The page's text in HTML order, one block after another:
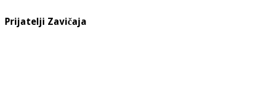
Prijatelji Zavičaja